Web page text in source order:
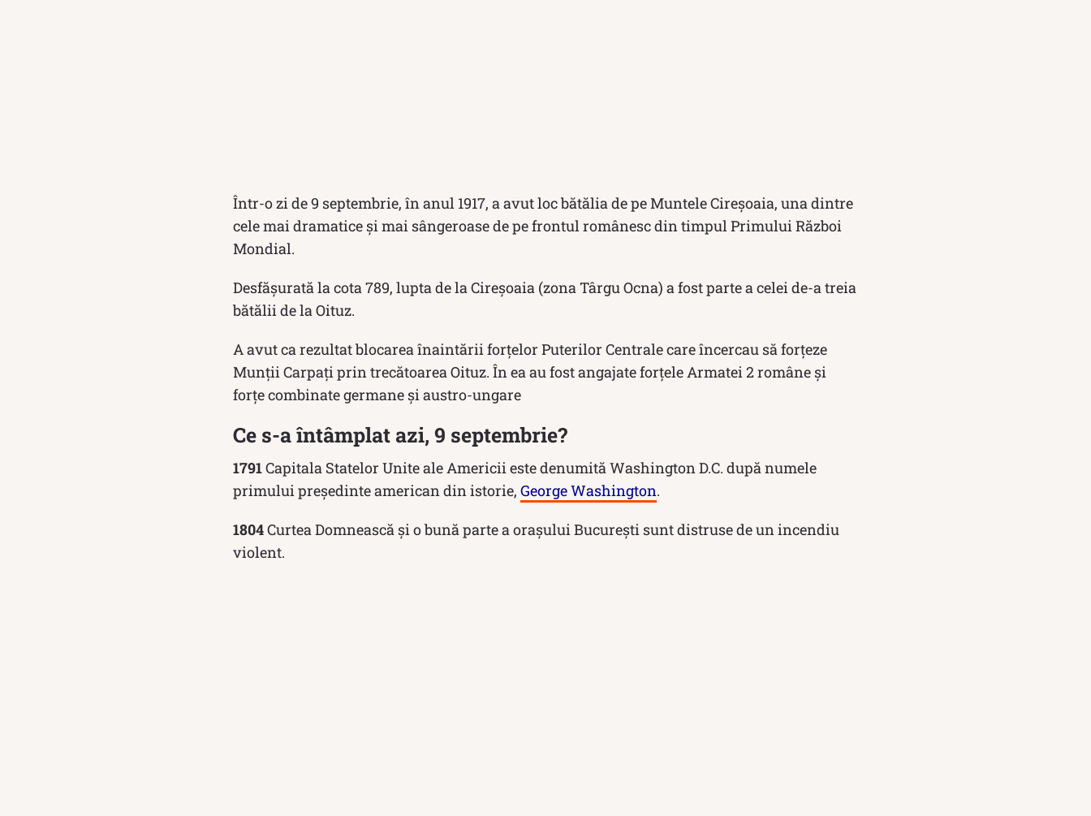
Într-o zi de 9 septembrie, în anul 1917, a avut loc bătălia de pe Muntele Cireșoaia, una dintre
cele mai dramatice și mai sângeroase de pe frontul românesc din timpul Primului Război
Mondial.
Desfășurată la cota 789, lupta de la Cireșoaia (zona Târgu Ocna) a fost parte a celei de-a treia
bătălii de la Oituz.
A avut ca rezultat blocarea înaintării forțelor Puterilor Centrale care încercau să forțeze
Munții Carpați prin trecătoarea Oituz. În ea au fost angajate forțele Armatei 2 române și
forțe combinate germane și austro-ungare
Ce s-a întâmplat azi, 9 septembrie?
1791Capitala Statelor Unite ale Americii este denumită Washington D.C. după numele
primului președinte american din istorie, George Washington.
1804Curtea Domnească și o bună parte a orașului București sunt distruse de un incendiu
violent.